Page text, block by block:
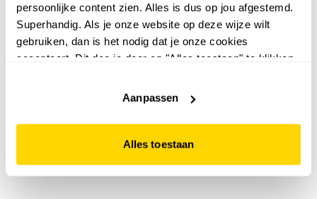
persoonlijke content zien. Alles is dus op jou afgestemd.
Superhandig. Als je onze website op deze wijze wilt
gebruiken, dan is het nodig dat je onze cookies
accepteert. Dit doe je door op "Alles toestaan" te klikken.
website niet optimaal functioneert.
Aanpassen
Alles toestaan